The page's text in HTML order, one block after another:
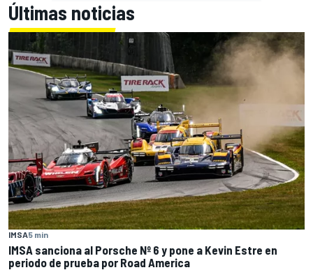
Últimas noticias
IMSA5 min
IMSA sanciona al Porsche Nº 6 y pone a Kevin Estre en
periodo de prueba por Road America